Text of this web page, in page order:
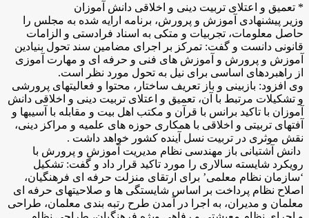
* تعمیق و اعتلای تربیت دینی و اخلاقی دانش آموزان
وزیر پیشنهادی آموزش و پرورش، برنامه ارایه شده به مجلس را
حاصل معلومات، تجربیات و متکی به اسناد فرادستی و الزامات
قانونی دانست و گفت: تمرکز بر اجرای مضامین سند تحول بنیادین
آموزش و پرورش و آموزش های فنی و حرفه ای و مهارت آموزی
از راهبردهای اساسی برای نیل به تحول مورد نظر است.
وی افزود: بازبینی و باز تعریف ساختار، محتوا و فعالیتهای پرورشی
و تشکیلات مرتبط با آن، تعمیق و اعتلای تربیت دینی و اخلاقی دانش
آموزان با تاکید برانس با قرآن و مکتب اهل بیت و مقابله با آسیبها و
آفتهای تربیتی و اخلاقی با همکاری حوزه های علمیه و مراکز دینی،
نقش موثری در تربیت نسل آینده کشور خواهد داشت .
دانش آشتیانی باز مهندسی نظام مدیریت آموزش و پرورش با
رویکرد شایسته سالاری را مورد تاکید قرار داد و گفت: تشکیل
‘سازمان نظام معلمی’ برای ارتقای منزلت حرفه ای فرهنگیان،
اصلاح نظام پرداخت بر اساس شایستگی ها و صلاحیتهای حرفه ای
معلمان و مدیران، به اجرا در آمدن طرح رتبه بندی معلمان، طراحی